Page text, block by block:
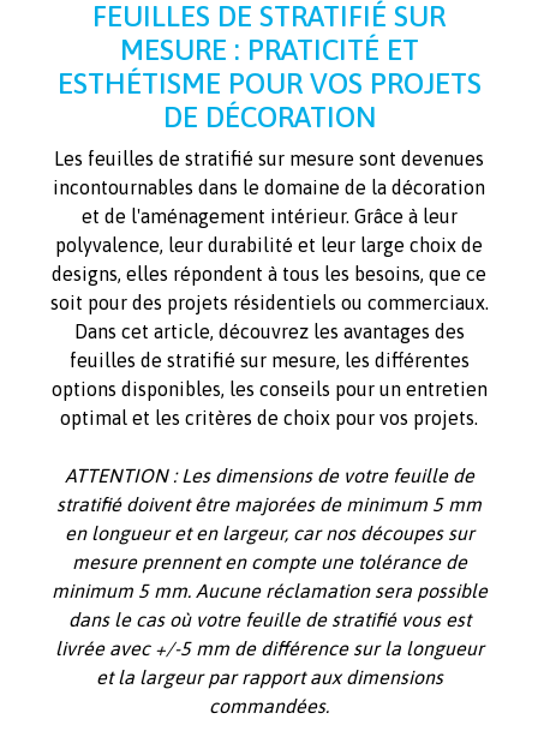
FEUILLES DE STRATIFIÉ SUR
MESURE : PRATICITÉ ET
ESTHÉTISME POUR VOS PROJETS
DE DÉCORATION
Les feuilles de stratifié sur mesure sont devenues
incontournables dans le domaine de la décoration
et de l'aménagement intérieur. Grâce à leur
polyvalence, leur durabilité et leur large choix de
designs, elles répondent à tous les besoins, que ce
soit pour des projets résidentiels ou commerciaux.
Dans cet article, découvrez les avantages des
feuilles de stratifié sur mesure, les différentes
options disponibles, les conseils pour un entretien
optimal et les critères de choix pour vos projets.
ATTENTION : Les dimensions de votre feuille de
stratifié doivent être majorées de minimum 5 mm
en longueur et en largeur, car nos découpes sur
mesure prennent en compte une tolérance de
minimum 5 mm. Aucune réclamation sera possible
dans le cas où votre feuille de stratifié vous est
livrée avec +/-5 mm de différence sur la longueur
et la largeur par rapport aux dimensions
commandées.